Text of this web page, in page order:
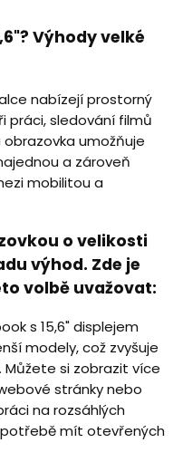
Výhody velké
nabízejí prostorný
práci, sledování filmů
umožňuje
a zároveň
mobilitou a
o velikosti
výhod. Zde je
volbě uvažovat:
s 15,6" displejem
modely, což zvyšuje
si zobrazit více
stránky nebo
na rozsáhlých
mít otevřených